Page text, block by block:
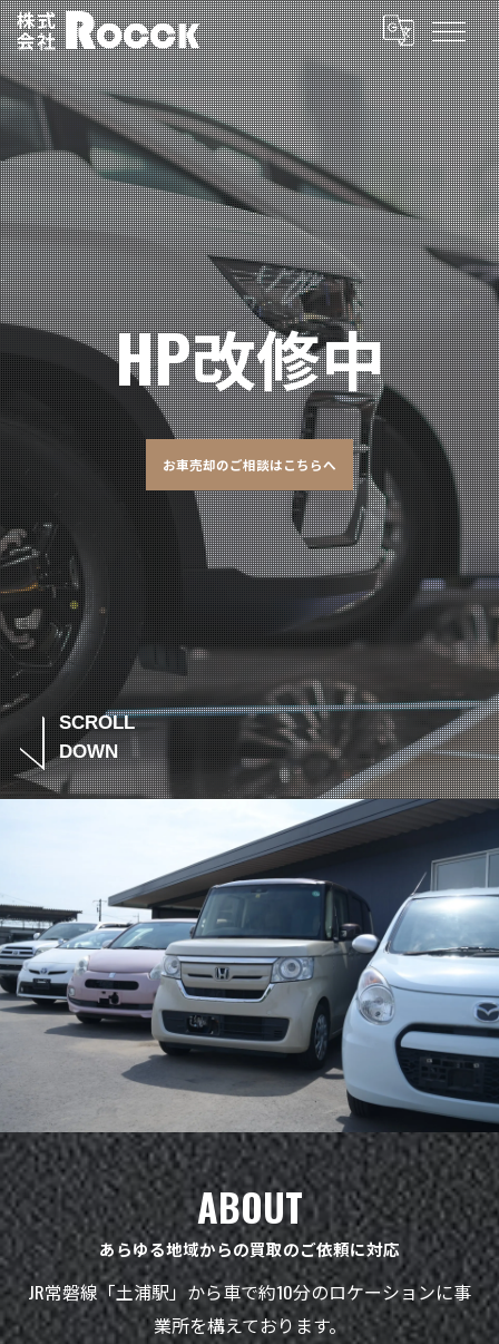
HP改修中
お車売却のご相談はこちらへ
SCROLL
DOWN
あらゆる地域からの買取のご依頼に対応
ABOUT
JR常磐線「土浦駅」から車で約10分のロケーションに事
業所を構えております。